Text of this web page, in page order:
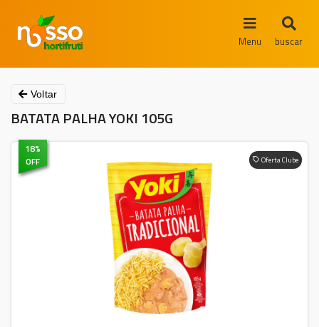
Menu buscar
Voltar
BATATA PALHA YOKI 105G
Oferta Clube
18%
OFF